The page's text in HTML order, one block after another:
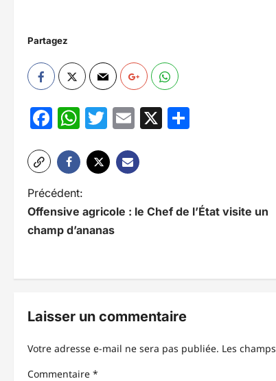
Partagez
Facebook
WhatsApp
Twitter
Email
X
N
a
a
t
i
Précédent:
Offensive agricole : le Chef de l’État visite un
champ d’ananas
Laisser un commentaire
Votre adresse e-mail ne sera pas publiée. Les
Commentaire *